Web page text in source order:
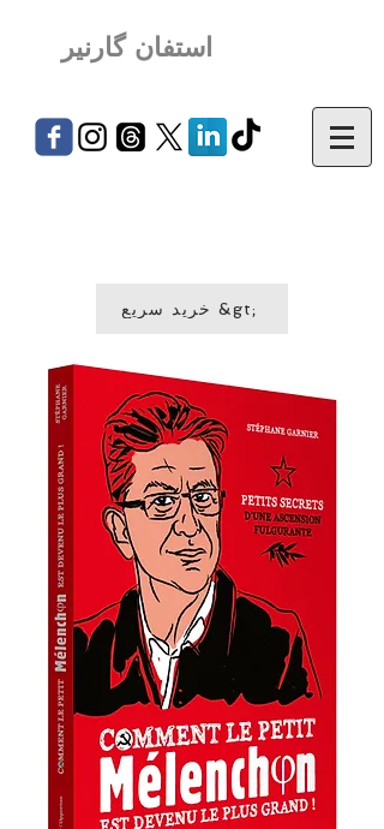
استفان گارنیر
خرید سریع &gt;